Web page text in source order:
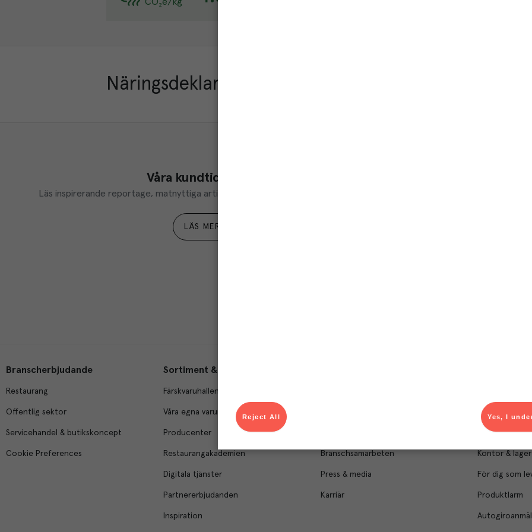
Näringsdeklaration
Våra kundtidningar
Läs inspirerande reportage, matnyttiga artiklar och ta del av aktuella kampanjer.
LÄS MER
Du som är Menigo-
Branscherbjudande
Restaurang
Offentlig sektor
Servicehandel & butikskoncept
Cookie Preferences
Sortiment & tjänster
Färskvaruhallen
Våra egna varumärken
Producenter
Restaurangakademien
Digitala tjänster
Partnererbjudanden
Inspiration
Branschsamarbeten
Press & media
Karriär
Kundservice
Säljavdelning
Kontor & lager
För dig som
Produktlarm
Yes, I
Reject All